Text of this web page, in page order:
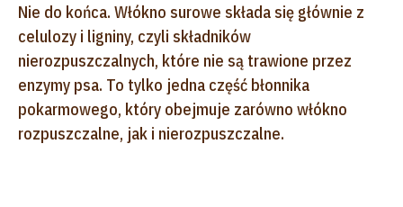
Nie do końca. Włókno surowe składa się głównie z
celulozy i ligniny, czyli składników
nierozpuszczalnych, które nie są trawione przez
enzymy psa. To tylko jedna część błonnika
pokarmowego, który obejmuje zarówno włókno
rozpuszczalne, jak i nierozpuszczalne.